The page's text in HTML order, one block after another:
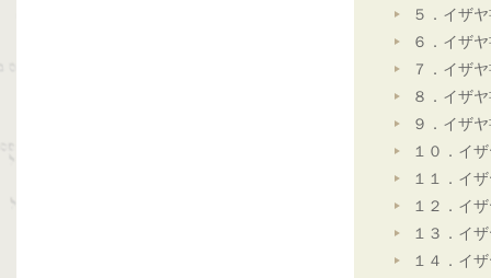
５．イザ
６．イザ
７．イザ
８．イザ
９．イザ
１０．イ
１１．イ
１２．イ
１３．イ
１４．イ